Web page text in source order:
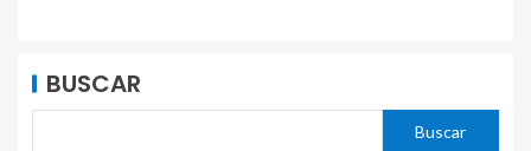
BUSCAR
Buscar